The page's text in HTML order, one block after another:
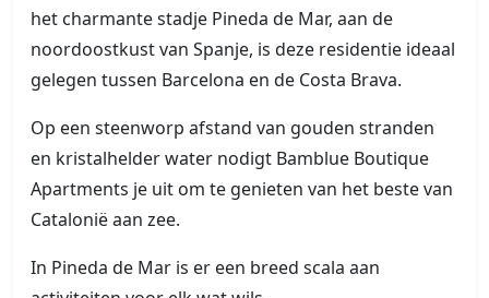
het charmante stadje Pineda de Mar, aan de
noordoostkust van Spanje, is deze residentie ideaal
gelegen tussen Barcelona en de Costa Brava.
Op een steenworp afstand van gouden stranden
en kristalhelder water nodigt Bamblue Boutique
Apartments je uit om te genieten van het beste van
Catalonië aan zee.
In Pineda de Mar is er een breed scala aan